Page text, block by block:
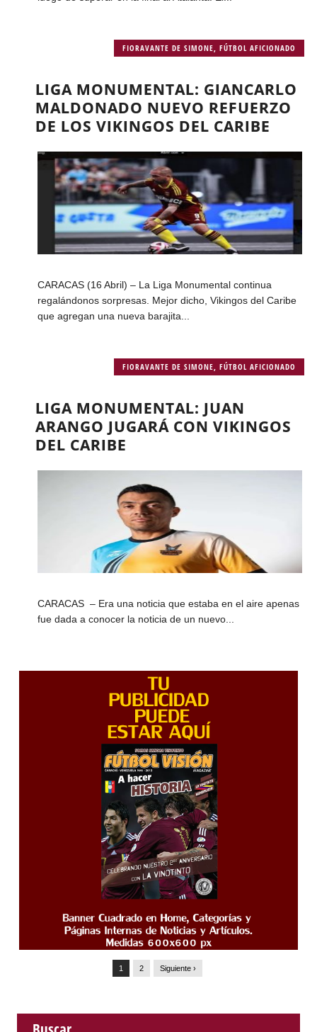
FIORAVANTE DE SIMONE ,FÚTBOL AFICIONADO
LIGA MONUMENTAL: GIANCARLO
MALDONADO NUEVO REFUERZO
DE LOS VIKINGOS DEL CARIBE
CARACAS (16 Abril) – La Liga Monumental continua
regalándonos sorpresas. Mejor dicho, Vikingos del Caribe
que agregan una nueva barajita...
FIORAVANTE DE SIMONE ,FÚTBOL AFICIONADO
LIGA MONUMENTAL: JUAN
ARANGO JUGARÁ CON VIKINGOS
DEL CARIBE
CARACAS – Era una noticia que estaba en el aire apenas
fue dada a conocer la noticia de un nuevo...
1 2 Siguiente ›